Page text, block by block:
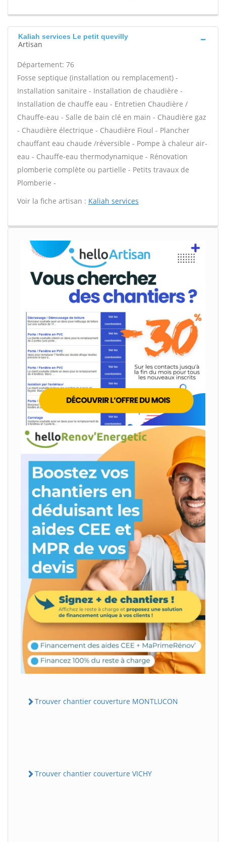
Kaliah services Le petit quevilly
Artisan
Département: 76
Fosse septique (installation ou remplacement) -
Installation sanitaire - Installation de chaudière -
Installation de chauffe eau - Entretien Chaudière /
Chauffe-eau - Salle de bain clé en main - Chaudière gaz
- Chaudière électrique - Chaudière Fioul - Plancher
chauffant eau chaude /réversible - Pompe à chaleur air-
eau - Chauffe-eau thermodynamique - Rénovation
plomberie complète ou partielle - Petits travaux de
Plomberie -
Voir la fiche artisan : Kaliah services
Trouver chantier couverture MONTLUCON
Trouver chantier couverture VICHY